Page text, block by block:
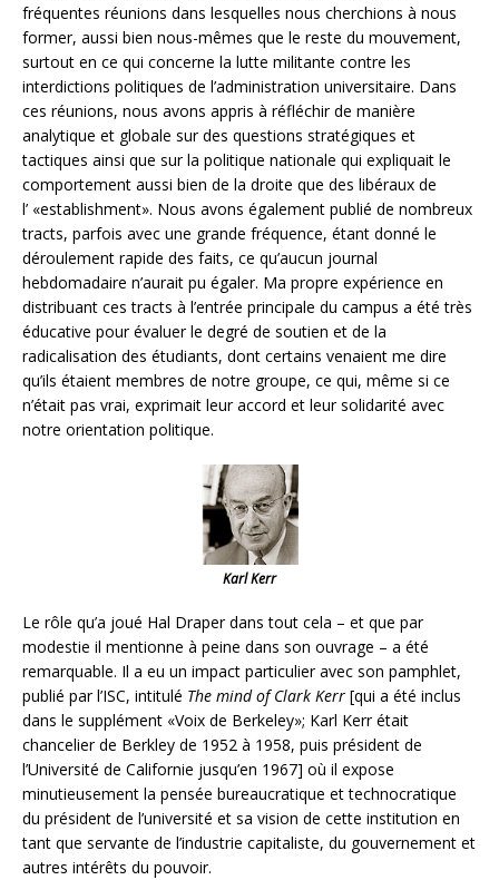
fréquentes réunions dans lesquelles nous cherchions à nous
former, aussi bien nous-mêmes que le reste du mouvement,
surtout en ce qui concerne la lutte militante contre les
interdictions politiques de l’administration universitaire. Dans
ces réunions, nous avons appris à réfléchir de manière
analytique et globale sur des questions stratégiques et
tactiques ainsi que sur la politique nationale qui expliquait le
comportement aussi bien de la droite que des libéraux de
l’ «establishment». Nous avons également publié de nombreux
tracts, parfois avec une grande fréquence, étant donné le
déroulement rapide des faits, ce qu’aucun journal
hebdomadaire n’aurait pu égaler. Ma propre expérience en
distribuant ces tracts à l’entrée principale du campus a été très
éducative pour évaluer le degré de soutien et de la
radicalisation des étudiants, dont certains venaient me dire
qu’ils étaient membres de notre groupe, ce qui, même si ce
n’était pas vrai, exprimait leur accord et leur solidarité avec
notre orientation politique.
Karl Kerr
Le rôle qu’a joué Hal Draper dans tout cela – et que par
modestie il mentionne à peine dans son ouvrage – a été
remarquable. Il a eu un impact particulier avec son pamphlet,
publié par l’ISC, intitulé The mind of Clark Kerr [qui a été inclus
dans le supplément «Voix de Berkeley»; Karl Kerr était
chancelier de Berkley de 1952 à 1958, puis président de
l’Université de Californie jusqu’en 1967] où il expose
minutieusement la pensée bureaucratique et technocratique
du président de l’université et sa vision de cette institution en
tant que servante de l’industrie capitaliste, du gouvernement et
autres intérêts du pouvoir.